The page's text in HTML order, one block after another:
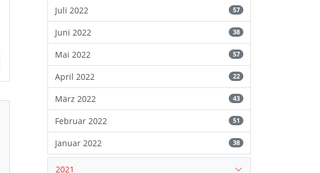
Juli 2022 57
Juni 2022 38
Mai 2022 57
April 2022 22
März 2022 43
Februar 2022 51
Januar 2022 38
2021